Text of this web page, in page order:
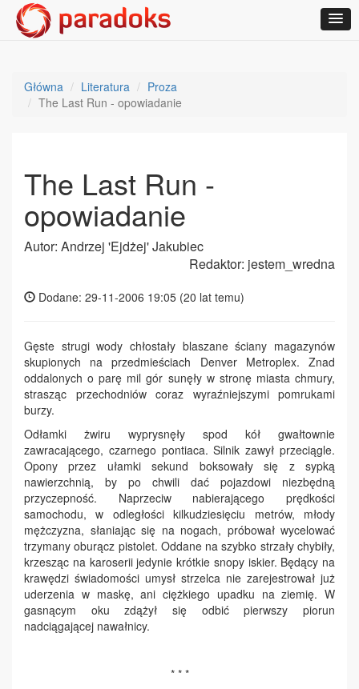
Główna Literatura
Proza
The Last Run - opowiadanie
The Last Run -
opowiadanie
Autor: Andrzej 'Ejdżej' Jakubiec
Redaktor: jestem_wredna
Dodane: 29-11-2006 19:05 (20 lat temu)
Gęste strugi wody chłostały blaszane ściany magazynów
skupionych na przedmieściach Denver Metroplex. Znad
oddalonych o parę mil gór sunęły w stronę miasta chmury,
strasząc przechodniów coraz wyraźniejszymi pomrukami
burzy.
Odłamki żwiru wyprysnęły spod kół gwałtownie
zawracającego, czarnego pontiaca. Silnik zawył przeciągle.
Opony przez ułamki sekund boksowały się z sypką
nawierzchnią, by po chwili dać pojazdowi niezbędną
przyczepność. Naprzeciw nabierającego prędkości
samochodu, w odległości kilkudziesięciu metrów, młody
mężczyzna, słaniając się na nogach, próbował wycelować
trzymany oburącz pistolet. Oddane na szybko strzały chybiły,
krzesząc na karoserii jedynie krótkie snopy iskier. Będący na
krawędzi świadomości umysł strzelca nie zarejestrował już
uderzenia w maskę, ani ciężkiego upadku na ziemię. W
gasnącym oku zdążył się odbić pierwszy piorun
nadciągającej nawałnicy.
* * *